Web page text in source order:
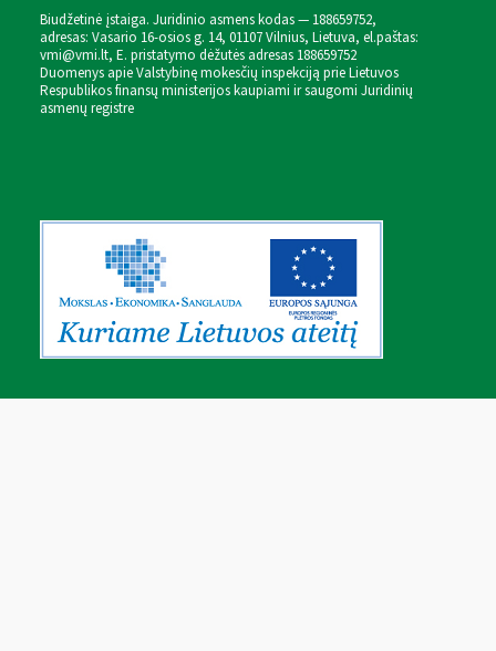
Biudžetinė įstaiga. Juridinio asmens kodas — 188659752,
adresas: Vasario 16-osios g. 14, 01107 Vilnius, Lietuva, el.paštas:
vmi@vmi.lt, E. pristatymo dėžutės adresas 188659752
Duomenys apie Valstybinę mokesčių inspekciją prie Lietuvos
Respublikos finansų ministerijos kaupiami ir saugomi Juridinių
asmenų registre